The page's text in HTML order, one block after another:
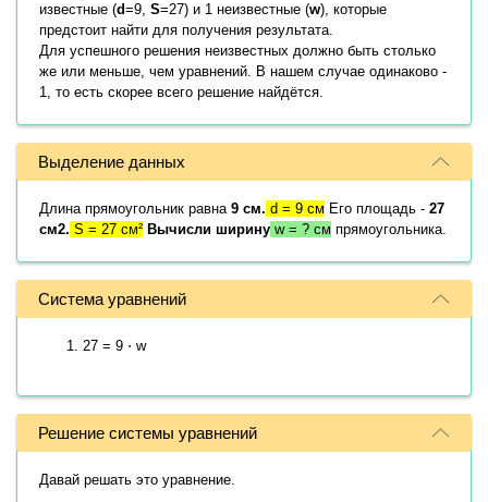
известные (d=9, S=27) и 1 неизвестные (w), которые
предстоит найти для получения результата.
Для успешного решения неизвестных должно быть столько
же или меньше, чем уравнений. В нашем случае одинаково -
1, то есть скорее всего решение найдётся.
Выделение данных
Длина прямоугольник равна 9 см. d = 9 см Его площадь - 27
см2. S = 27 см² Вычисли ширину w = ? см прямоугольника.
Система уравнений
27 = 9 ⋅ w
Решение системы уравнений
Давай решать это уравнение.